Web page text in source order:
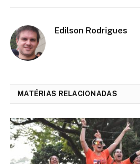
Edilson Rodrigues
MATÉRIAS RELACIONADAS